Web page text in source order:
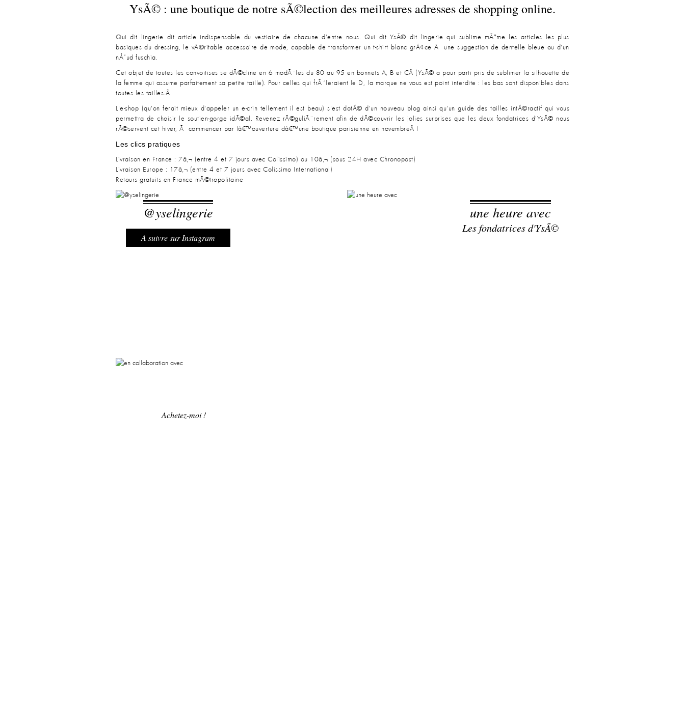
YsÃ© : une boutique de notre sÃ©lection des meilleures adresses de shopping online.
Qui dit lingerie dit article indispensable du vestiaire de chacune d'entre nous. Qui dit YsÃ© dit lingerie qui sublime mÃªme les articles les plus
basiques du dressing, le vÃ©ritable accessoire de mode, capable de transformer un t-shirt blanc grÃ¢ce Ã une suggestion de dentelle bleue ou d'un
nÅ“ud fuschia.
Cet objet de toutes les convoitises se dÃ©cline en 6 modÃ¨les du 80 au 95 en bonnets A, B et CÂ (YsÃ© a pour parti pris de sublimer la silhouette de
la femme qui assume parfaitement sa petite taille). Pour celles qui frÃ´leraient le D, la marque ne vous est point interdite : les bas sont disponibles dans
toutes les tailles.Â
L'e-shop (qu'on ferait mieux d'appeler un e-crin tellement il est beau) s'est dotÃ© d'un nouveau blog ainsi qu'un guide des tailles intÃ©ractif qui vous
permettra de choisir le soutien-gorge idÃ©al. Revenez rÃ©guliÃ¨rement afin de dÃ©couvrir les jolies surprises que les deux fondatrices d'YsÃ© nous
rÃ©servent cet hiver, Ã commencer par lâ€™ouverture dâ€™une boutique parisienne en novembreÂ !
Les clics pratiques
Livraison en France : 7â‚¬ (entre 4 et 7 jours avec Colissimo) ou 10â‚¬ (sous 24H avec Chronopost)
Livraison Europe : 17â‚¬ (entre 4 et 7 jours avec Colissimo International)
Retours gratuits en France mÃ©tropolitaine
@yselingerie
A suivre sur Instagram
une heure avec
Les fondatrices d'YsÃ©
Achetez-moi !